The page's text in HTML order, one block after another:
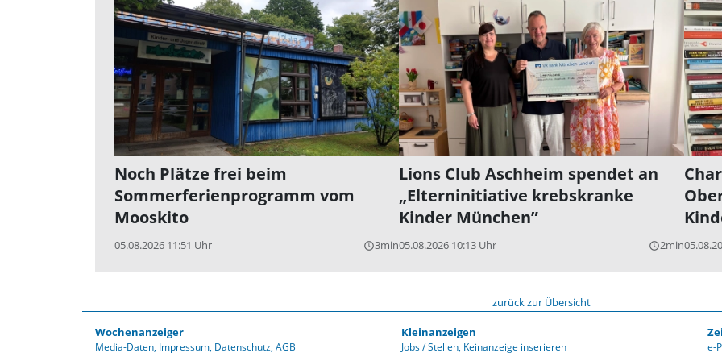
Noch Plätze frei beim
Sommerferienprogramm vom
Mooskito
05.08.2026 11:51 Uhr query_builder3min
Lions Club Aschheim spendet an
„Elterninitiative krebskranke
Kinder München”
05.08.2026 10:13 Uhr query_builder2min
zurück zur Übersicht
Wochenanzeiger
Media-Daten Impressum Datenschutz AGB
Kleinanzeigen
Jobs / Stellen Keinanzeige inserieren e-